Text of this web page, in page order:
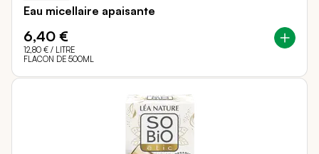
Eau micellaire apaisante
6,40 €
12,80 € / LITRE
FLACON DE 500ML